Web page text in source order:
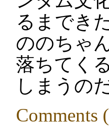
るまでき
ののちゃ
落ちてく
しまうの
Comments